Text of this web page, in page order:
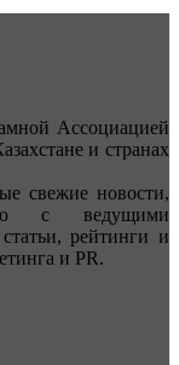
Ассоциацией
и странах
свежие новости,
с ведущими
рейтинги и
и PR.